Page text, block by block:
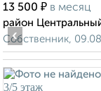
13 500 ₽ в месяц
район
Собственник,
‹